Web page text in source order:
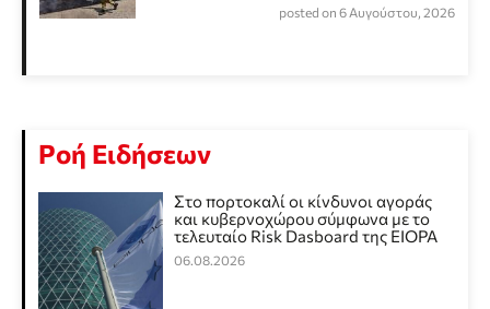
posted on 6 Αυγούστου, 2026
Ροή Ειδήσεων
Στο πορτοκαλί οι κίνδυνοι αγοράς
και κυβερνοχώρου σύμφωνα με το
τελευταίο Risk Dasboard της EIOPA
06.08.2026